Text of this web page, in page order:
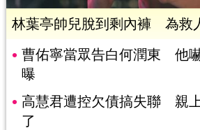
林葉亭帥兒脫到剩內褲 為救
曹佑寧當眾告白何潤東 他
曝
高慧君遭控欠債搞失聯 親
了